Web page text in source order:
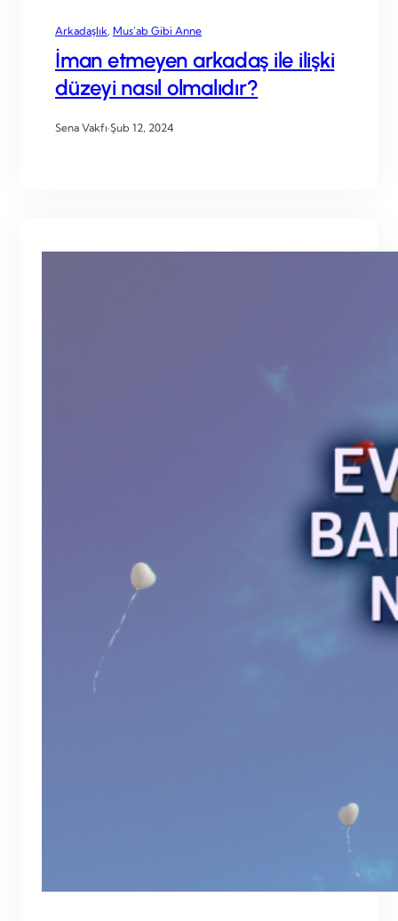
Arkadaşlık Mus’ab Gibi Anne
İman etmeyen arkadaş ile ilişki
düzeyi nasıl olmalıdır?
Sena Vakfı·Şub 12, 2024